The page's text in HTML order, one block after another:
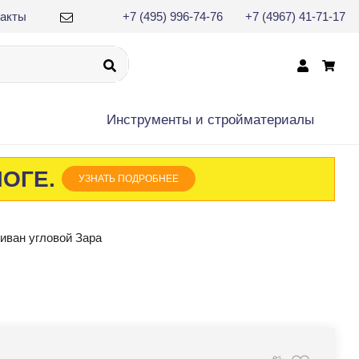
+7 (495) 996-74-76 +7 (4967) 41-71-17
Инструменты и cтройматериалы
УЗНАТЬ ПОДРОБНЕЕ
угловой Зара